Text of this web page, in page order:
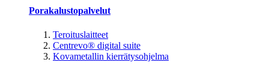
Porakalustopalvelut
Teroituslaitteet
Centrevo® digital suite
Kovametallin kierrätysohjelma